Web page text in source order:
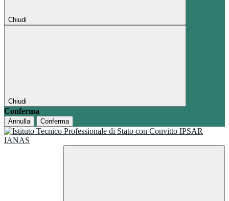
Chiudi
Chiudi
Conferma
Annulla Conferma